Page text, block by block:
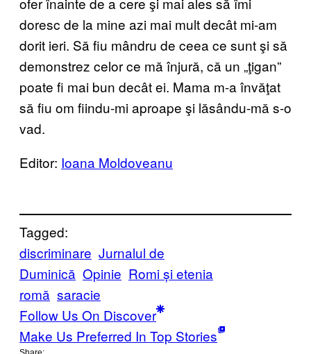
doresc de la mine azi mai mult decât mi-am
dorit ieri. Să fiu mândru de ceea ce sunt şi să
demonstrez celor ce mă înjură, că un „ţigan”
poate fi mai bun decât ei. Mama m-a învăţat
să fiu om fiindu-mi aproape şi lăsându-mă s-o
vad.
Editor: Ioana Moldoveanu
Tagged:
discriminare Jurnalul de
Duminică Opinie Romi și etenia
romă saracie
Follow Us On Discover
Make Us Preferred In Top Stories